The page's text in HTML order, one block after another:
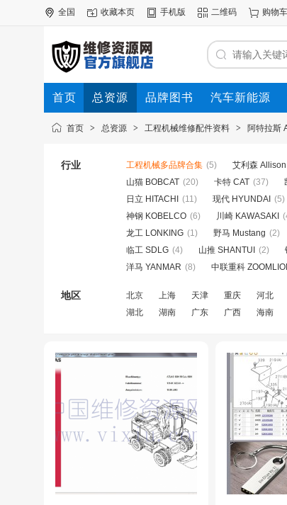
全国 收藏本页 手机版 二维码 购物车
首页 总资源 品牌图书 汽车新能源
首页 > 总资源 > 工程机械维修配件资料 > 阿特拉斯
行业 工程机械多品牌合集 (5) 艾利森 Allison
山猫 BOBCAT (20) 卡特 CAT (37)
日立 HITACHI
(11) 现代 HYUNDAI (5)
神钢 KOBELCO (6) 川崎 KAWASAKI
龙工 LONKING (1) 野马 Mustang (2)
临工 SDLG (4) 山推 SHANTUI (2)
洋马 YANMAR (8) 中联重科
地区 北京 上海 天津 重庆 河北
湖北
湖南 广东 广西 海南